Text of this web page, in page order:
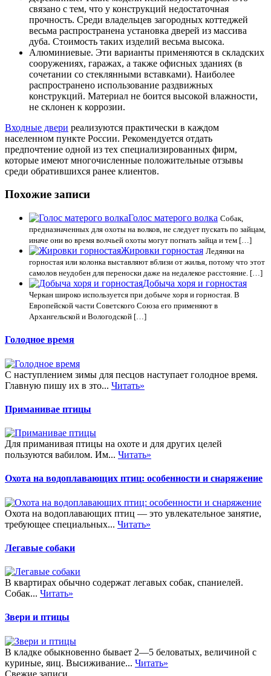
связано с тем, что у конструкций недостаточная
прочность. Среди владельцев загородных коттеджей
весьма распространена установка дверей из массива
дуба. Стоимость таких изделий весьма высока.
Алюминиевые. Эти варианты применяются в складских
сооружениях, гаражах, а также офисных зданиях (в
сочетании со стеклянными вставками). Наиболее
распространено использование раздвижных
конструкций. Материал не боится высокой влажности,
не склонен к коррозии.
Входные двери реализуются практически в каждом
населенном пункте России. Рекомендуется отдать
предпочтение одной из тех специализированных фирм,
которые имеют многочисленные положительные отзывы
среди обратившихся ранее клиентов.
Похожие записи
Голос матерого волка Собак,
предназначенных для охоты на волков, не следует пускать по зайцам,
иначе они во время волчьей охоты могут погнать зайца и тем […]
Жировки горностая Ледянки на
горностая или колонка выставляют вблизи от жилья, потому что этот
самолов неудобен для переноски даже на недалекое расстояние. […]
Добыча хоря и горностая
Черкан широко используется при добыче хоря и горностая. В
Европейской части Советского Союза его применяют в
Архангельской и Вологодской […]
Голодное время
С наступлением зимы для песцов наступает голодное время.
Главную пишу их в зто... Читать»
Приманивае птицы
Для приманивая птицы на охоте и для других целей
пользуются вабилом. Им... Читать»
Охота на водоплавающих птиц: особенности и снаряжение
Охота на водоплавающих птиц — это увлекательное занятие,
требующее специальных... Читать»
Легавые собаки
В квартирах обычно содержат легавых собак, спаниелей.
Собак... Читать»
Звери и птицы
В кладке обыкновенно бывает 2—5 беловатых, величиной с
куриные, яиц. Высиживание... Читать»
Свежие записи